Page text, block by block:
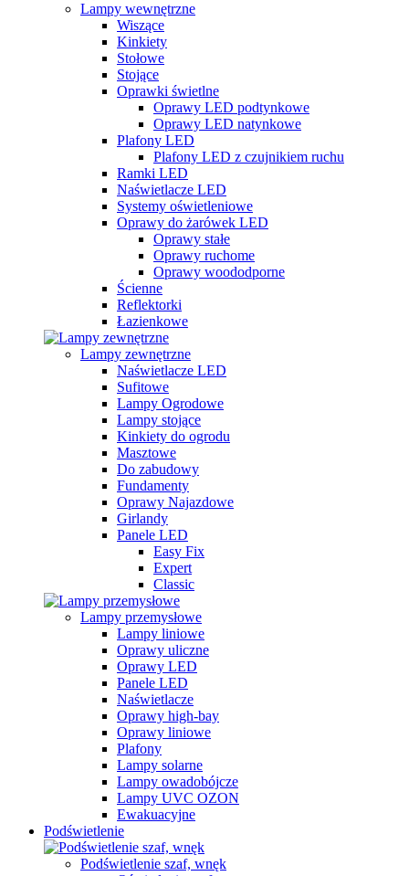
Lampy wewnętrzne
Wiszące
Kinkiety
Stołowe
Stojące
Oprawki świetlne
Oprawy LED podtynkowe
Oprawy LED natynkowe
Plafony LED
Plafony LED z czujnikiem ruchu
Ramki LED
Naświetlacze LED
Systemy oświetleniowe
Oprawy do żarówek LED
Oprawy stałe
Oprawy ruchome
Oprawy woododporne
Ścienne
Reflektorki
Łazienkowe
Lampy zewnętrzne
Naświetlacze LED
Sufitowe
Lampy Ogrodowe
Lampy stojące
Kinkiety do ogrodu
Masztowe
Do zabudowy
Fundamenty
Oprawy Najazdowe
Girlandy
Panele LED
Easy Fix
Expert
Classic
Lampy przemysłowe
Lampy liniowe
Oprawy uliczne
Oprawy LED
Panele LED
Naświetlacze
Oprawy high-bay
Oprawy liniowe
Plafony
Lampy solarne
Lampy owadobójcze
Lampy UVC OZON
Ewakuacyjne
Podświetlenie
Podświetlenie szaf, wnęk